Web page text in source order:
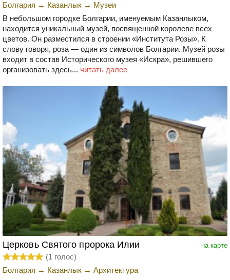
Болгария → Казанлык → Музеи
В небольшом городке Болгарии, именуемым Казанлыком,
находится уникальный музей, посвященной королеве всех
цветов. Он разместился в строении «Института Розы». К
слову говоря, роза — один из символов Болгарии. Музей розы
входит в состав Исторического музея «Искра», решившего
организовать здесь... читать далее
на карте
Церковь Святого пророка Илии
(1 голос)
Болгария → Казанлык → Архитектура